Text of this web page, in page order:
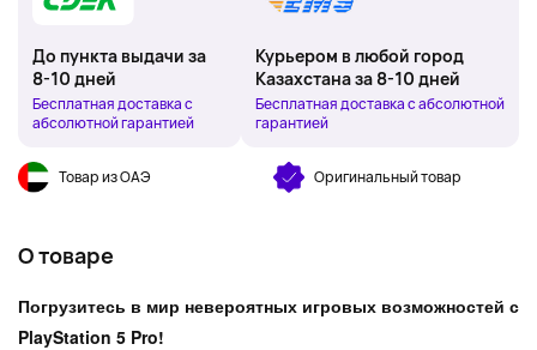
До пункта выдачи за
8-10 дней
Бесплатная доставка с
абсолютной гарантией
Курьером в любой город
Казахстана за 8-10 дней
Бесплатная доставка с абсолютной
гарантией
Товар из ОАЭ Оригинальный товар
О товаре
Погрузитесь в мир невероятных игровых возможностей с
PlayStation 5 Pro!